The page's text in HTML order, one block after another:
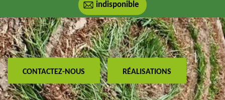
indisponible
CONTACTEZ-NOUS RÉALISATIONS